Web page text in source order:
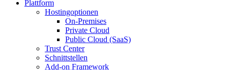
Plattform
Hostingoptionen
On-Premises
Private Cloud
Public Cloud (SaaS)
Trust Center
Schnittstellen
Add-on Framework